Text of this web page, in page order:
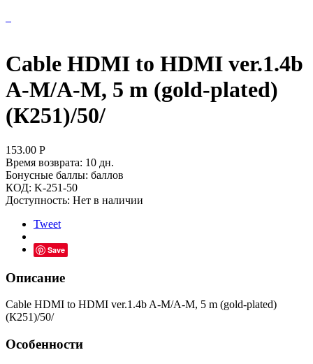
Cable HDMI to HDMI ver.1.4b
A-M/A-M, 5 m (gold-plated)
(К251)/50/
153.00 Р
Время возврата: 10 дн.
Бонусные баллы: баллов
КОД: K-251-50
Доступность: Нет в наличии
Tweet
Save
Описание
Cable HDMI to HDMI ver.1.4b A-M/A-M, 5 m (gold-plated)
(К251)/50/
Особенности